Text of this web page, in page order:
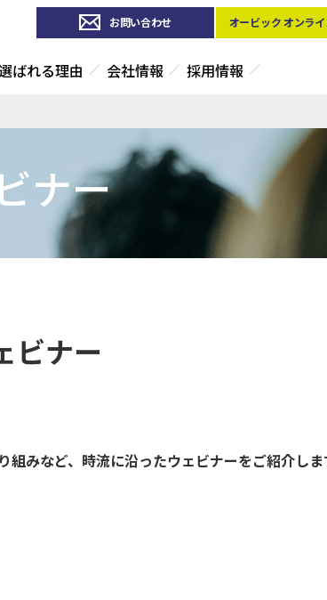
お問い合わせ オービック オンラ
ばれる理由 会社情報 採用情報
ナー
ビナー
みなど、時流に沿ったウェビナーをご紹介しま